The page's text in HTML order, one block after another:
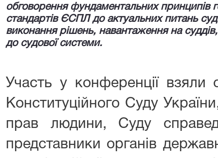
обговорення фундаментальних принципів
стандартів ЄСПЛ до актуальних питань
виконання рішень, навантаження на
до судової системи.
Участь у конференції взяли
Конституційного Суду
прав людини, Суду
представники органів